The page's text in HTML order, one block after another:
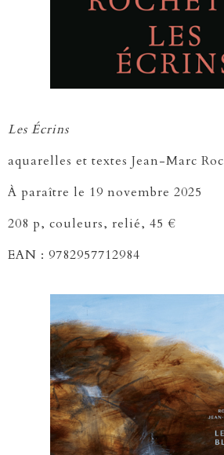
Les Écrins
aquarelles et textes Jean-Marc
À paraître le 19 novembre 2025
208 p, couleurs, relié, 45 €
EAN : 9782957712984